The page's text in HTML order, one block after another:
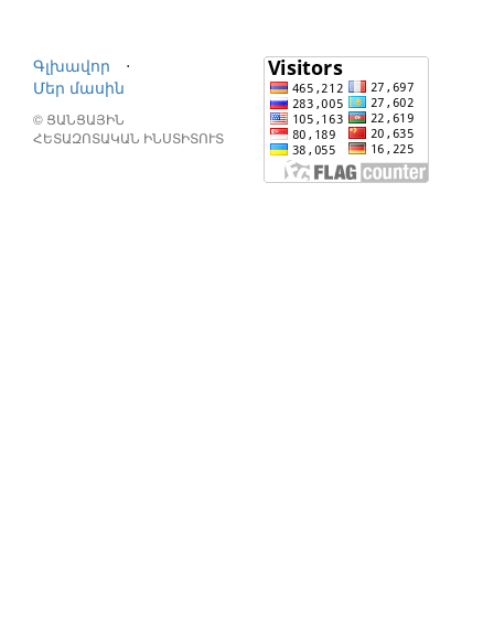
Գլխավոր
⋅
Մեր մասին
© ՑԱՆՑԱՅԻՆ
ՀԵՏԱԶՈՏԱԿԱՆ ԻՆՍՏԻՏՈՒՏ